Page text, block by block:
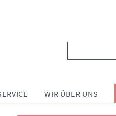
WIR ÜBER UNS